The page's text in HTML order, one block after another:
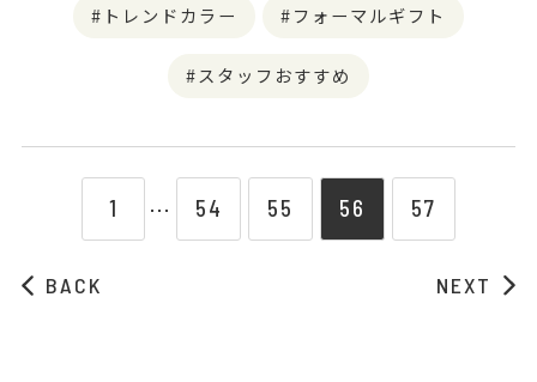
トレンドカラー フォーマルギフト
スタッフおすすめ
BACK
1 ⋯ 54 55 56 57
NEXT